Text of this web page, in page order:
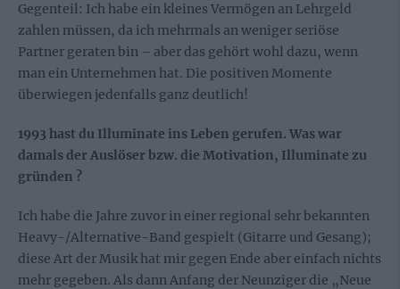
Gegenteil: Ich habe ein kleines Vermögen an Lehrgeld
zahlen müssen, da ich mehrmals an weniger seriöse
Partner geraten bin – aber das gehört wohl dazu, wenn
man ein Unternehmen hat. Die positiven Momente
überwiegen jedenfalls ganz deutlich!
1993 hast du Illuminate ins Leben gerufen. Was war
damals der Auslöser bzw. die Motivation, Illuminate zu
gründen ?
Ich habe die Jahre zuvor in einer regional sehr bekannten
Heavy-/Alternative-Band gespielt (Gitarre und Gesang);
diese Art der Musik hat mir gegen Ende aber einfach nichts
mehr gegeben. Als dann Anfang der Neunziger die „Neue